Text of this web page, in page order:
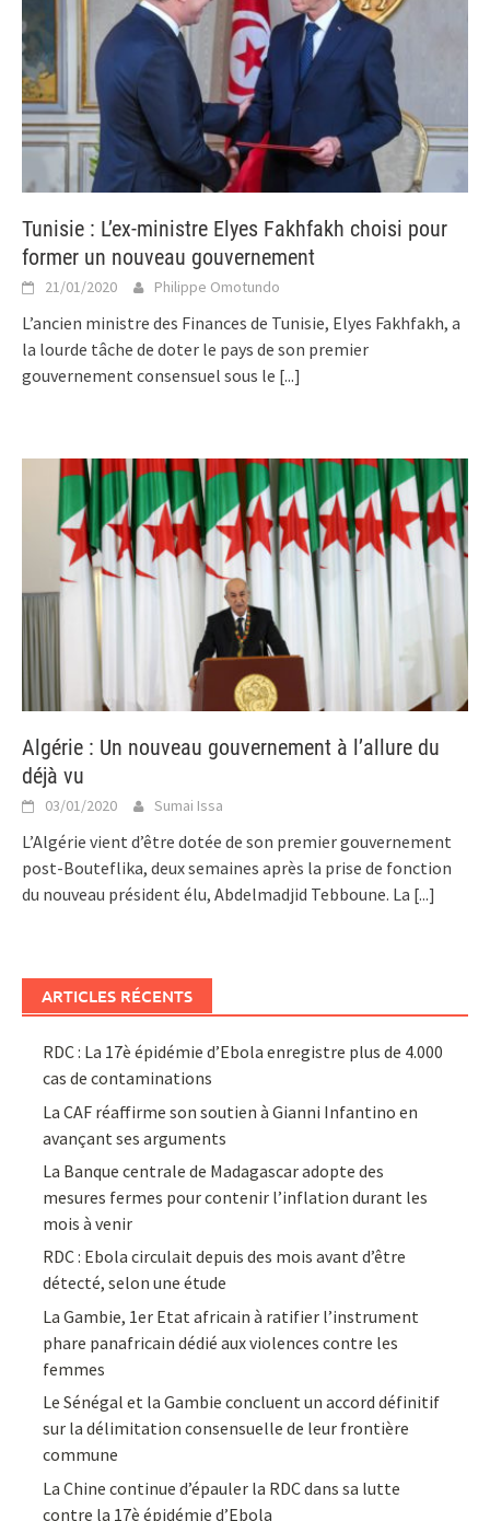
Tunisie : L’ex-ministre Elyes Fakhfakh choisi pour
former un nouveau gouvernement
21/01/2020 Philippe Omotundo
L’ancien ministre des Finances de Tunisie, Elyes Fakhfakh, a
la lourde tâche de doter le pays de son premier
gouvernement consensuel sous le [...]
Algérie : Un nouveau gouvernement à l’allure du
déjà vu
03/01/2020 Sumai Issa
L’Algérie vient d’être dotée de son premier gouvernement
post-Bouteflika, deux semaines après la prise de fonction
du nouveau président élu, Abdelmadjid Tebboune. La [...]
ARTICLES RÉCENTS
RDC : La 17è épidémie d’Ebola enregistre plus de 4.000
cas de contaminations
La CAF réaffirme son soutien à Gianni Infantino en
avançant ses arguments
La Banque centrale de Madagascar adopte des
mesures fermes pour contenir l’inflation durant les
mois à venir
RDC : Ebola circulait depuis des mois avant d’être
détecté, selon une étude
La Gambie, 1er Etat africain à ratifier l’instrument
phare panafricain dédié aux violences contre les
femmes
Le Sénégal et la Gambie concluent un accord définitif
sur la délimitation consensuelle de leur frontière
commune
La Chine continue d’épauler la RDC dans sa lutte
contre la 17è épidémie d’Ebola